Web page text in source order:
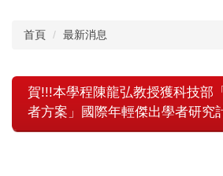
首頁
最新消息
賀!!!本學程陳龍弘教授獲科技部
者方案」國際年輕傑出學者研究